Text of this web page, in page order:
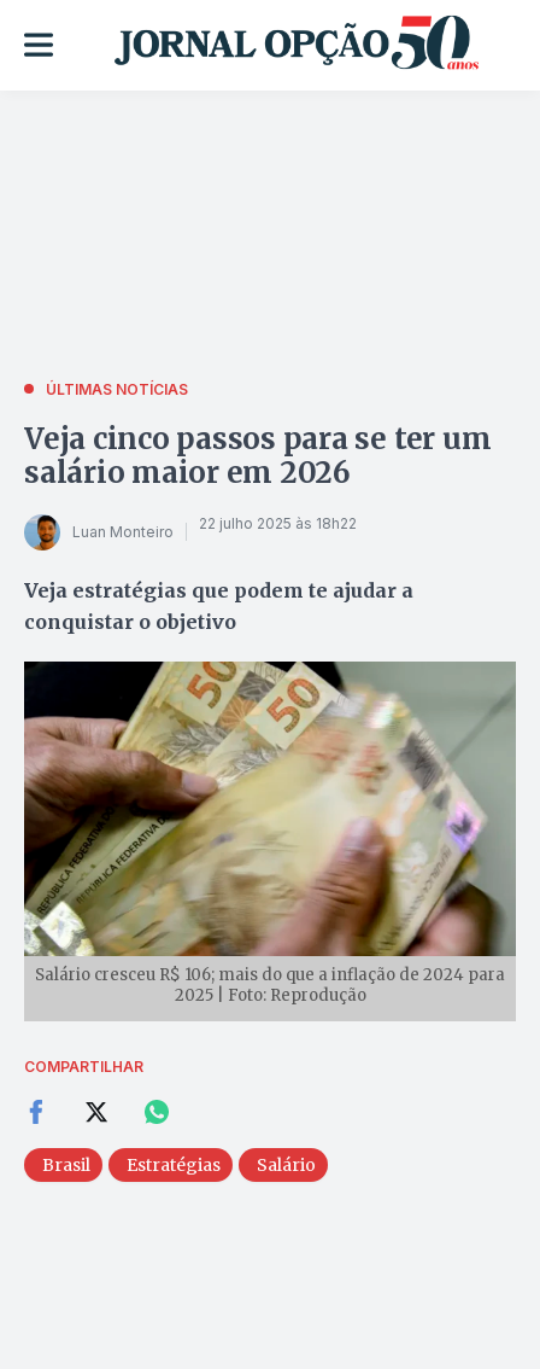
ÚLTIMAS NOTÍCIAS
Veja cinco passos para se ter um
salário maior em 2026
Luan Monteiro 22 julho 2025 às 18h22
Veja estratégias que podem te ajudar a
conquistar o objetivo
Salário cresceu R$ 106; mais do que a inflação de 2024 para
2025 | Foto: Reprodução
COMPARTILHAR
Brasil Estratégias Salário